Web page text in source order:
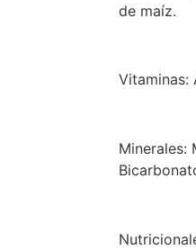
de maíz.
Vitaminas:
Minerales: